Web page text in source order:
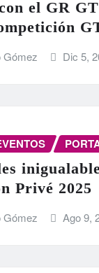
el GR
Gómez Dic 5,
Privé 2025
Gómez Ago 9,